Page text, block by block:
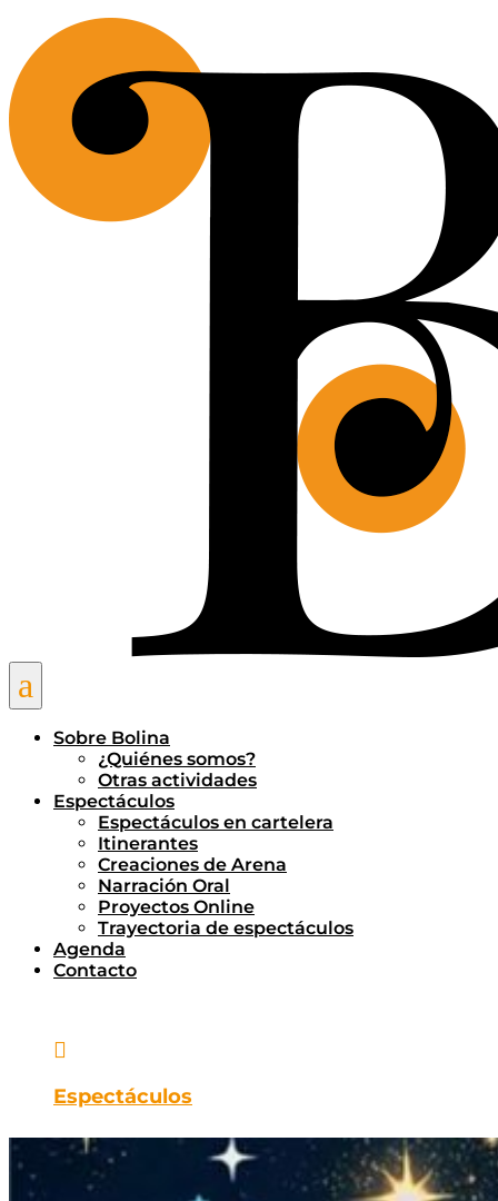
a
Sobre Bolina
¿Quiénes somos?
Otras actividades
Espectáculos
Espectáculos en cartelera
Itinerantes
Creaciones de Arena
Narración Oral
Proyectos Online
Trayectoria de espectáculos
Agenda
Contacto

Espectáculos